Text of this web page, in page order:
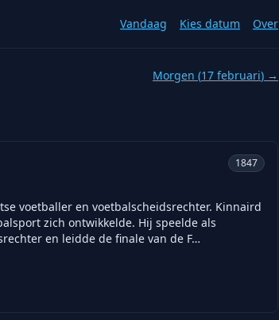
Vandaag Kies datum Over
Morgen (17 februari) →
1847
voetballer en voetbalscheidsrechter. Kinnaird
zich ontwikkelde. Hij speelde als
en leidde de finale van de F…